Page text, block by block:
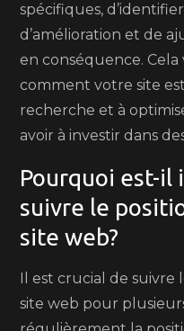
spécifiques,
d’amélioration et de
en conséquence.
comment votre site
recherche et à
avoir à investir dans
Pourquoi est-il
suivre le
site web?
Il est crucial de suivre
site web pour